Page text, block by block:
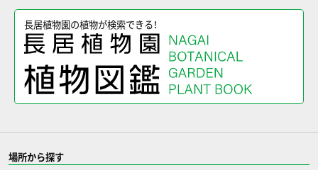
長居植物園の植物が検索できる！
場所から探す